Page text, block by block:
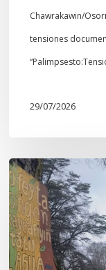
Chawrakawin/
tensiones
29/07/2026
En
defensa
del
Salto
Donguil